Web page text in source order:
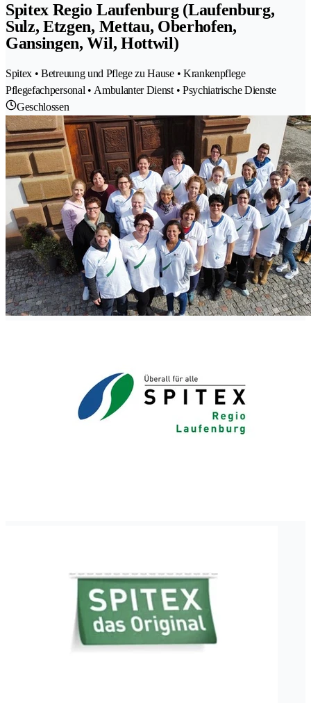
Spitex Regio Laufenburg (Laufenburg,
Sulz, Etzgen, Mettau, Oberhofen,
Gansingen, Wil, Hottwil)
Spitex • Betreuung und Pflege zu Hause • Krankenpflege
Pflegefachpersonal • Ambulanter Dienst • Psychiatrische Dienste
Geschlossen